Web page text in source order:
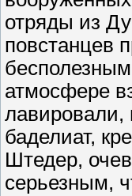
отряды из
повстанцев
атмосфере
лавировали,
баделиат,
Штедер,
серьезным,